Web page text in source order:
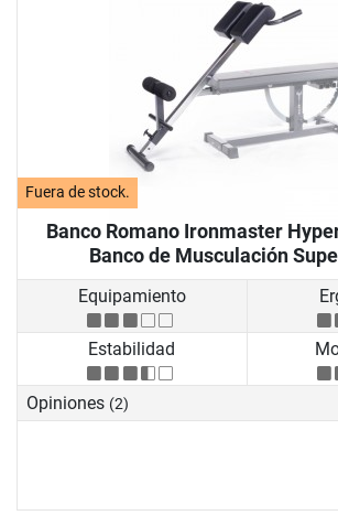
Fuera de stock.
Banco Romano Ironmaster
Banco de Musculación
Equipamiento
Estabilidad
Opiniones (2)